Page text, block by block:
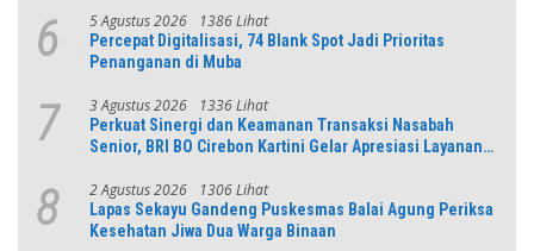
6 5 Agustus 2026 1386 Lihat
Percepat Digitalisasi, 74 Blank Spot Jadi Prioritas
Penanganan di Muba
7 3 Agustus 2026 1336 Lihat
Perkuat Sinergi dan Keamanan Transaksi Nasabah
Senior, BRI BO Cirebon Kartini Gelar Apresiasi Layanan
8 2 Agustus 2026 1306 Lihat
Lapas Sekayu Gandeng Puskesmas Balai Agung Periksa
Kesehatan Jiwa Dua Warga Binaan